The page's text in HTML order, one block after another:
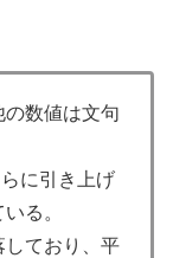
の数値は文句
に引き上げ
る。
しており、平